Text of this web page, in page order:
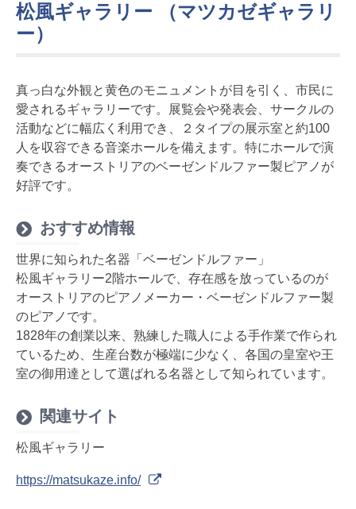
松風ギャラリー （マツカゼギャラリ
ー）
真っ白な外観と黄色のモニュメントが目を引く、市民に
愛されるギャラリーです。展覧会や発表会、サークルの
活動などに幅広く利用でき、２タイプの展示室と約100
人を収容できる音楽ホールを備えます。特にホールで演
奏できるオーストリアのベーゼンドルファー製ピアノが
好評です。
おすすめ情報
世界に知られた名器「ベーゼンドルファー」
松風ギャラリー2階ホールで、存在感を放っているのが
オーストリアのピアノメーカー・ベーゼンドルファー製
のピアノです。
1828年の創業以来、熟練した職人による手作業で作られ
ているため、生産台数が極端に少なく、各国の皇室や王
室の御用達として選ばれる名器として知られています。
関連サイト
松風ギャラリー
https://matsukaze.info/